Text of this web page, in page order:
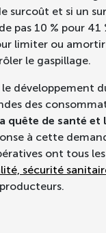
surcoût et si un
pas 10 % pour 41
limiter ou
le gaspillage.
développement
des
quête de santé et
à cette
ont tous
sécurité